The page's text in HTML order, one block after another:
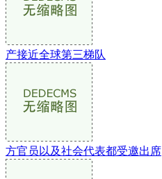
产接近全球第三梯队
方官员以及社会代表都受邀出席